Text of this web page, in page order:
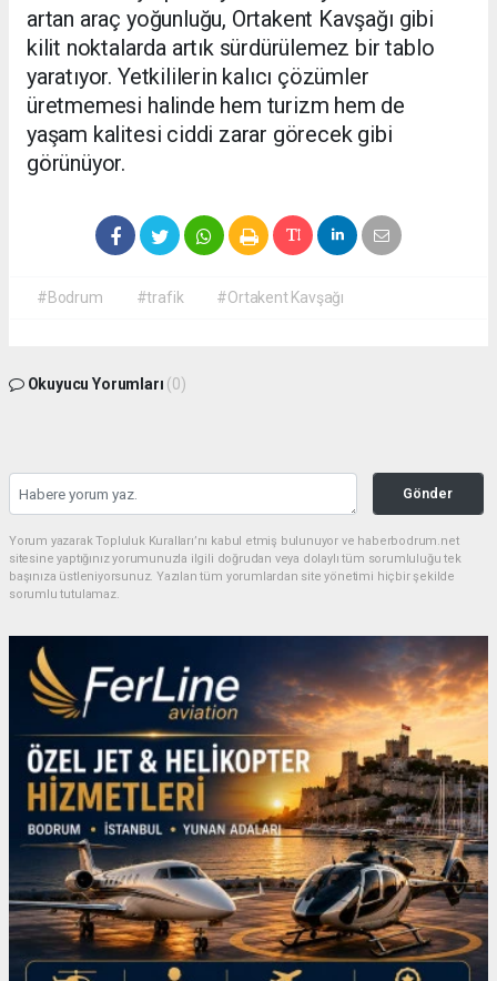
artan araç yoğunluğu, Ortakent Kavşağı gibi
kilit noktalarda artık sürdürülemez bir tablo
yaratıyor. Yetkililerin kalıcı çözümler
üretmemesi halinde hem turizm hem de
yaşam kalitesi ciddi zarar görecek gibi
görünüyor.
#Bodrum #trafik #Ortakent Kavşağı
Okuyucu Yorumları (0)
Gönder
Yorum yazarak Topluluk Kuralları’nı kabul etmiş bulunuyor ve haberbodrum.net
sitesine yaptığınız yorumunuzla ilgili doğrudan veya dolaylı tüm sorumluluğu tek
başınıza üstleniyorsunuz. Yazılan tüm yorumlardan site yönetimi hiçbir şekilde
sorumlu tutulamaz.